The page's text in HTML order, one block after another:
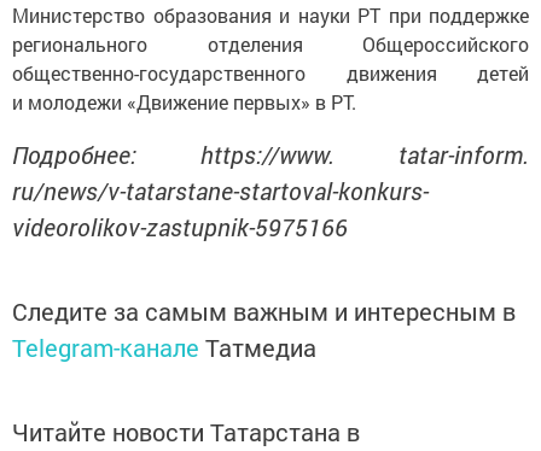
Министерство образования и науки РТ при поддержке
регионального отделения Общероссийского
общественно-государственного движения детей
и молодежи «Движение первых» в РТ.
Подробнее: https://www. tatar-inform.
ru/news/v-tatarstane-startoval-konkurs-
videorolikov-zastupnik-5975166
Следите за самым важным и интересным в
Telegram-канале Татмедиа
Читайте новости Татарстана в